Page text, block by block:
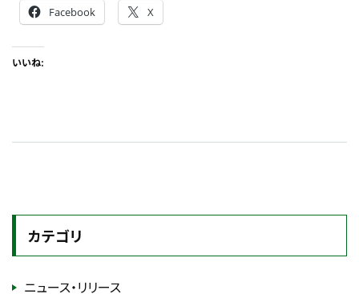
Facebook X
いいね:
カテゴリ
ニュース・リリース